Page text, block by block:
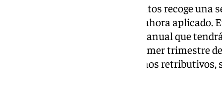
El nuevo modelo de complementos recoge una
mejoran y simplifican el hasta ahora aplicado.
relevantes destacan el carácter anual que
deberán activarse dentro del primer trimestre
importe de cada uno de los tramos